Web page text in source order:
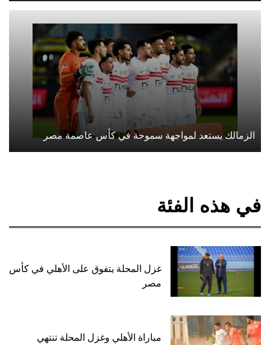
الزمالك يستعد لمواجهة سموحة في كأس عاصمة مصر
في هذه الفئة
غزل المحلة يتفوق على الأهلي في كأس
مصر
مباراة الأهلي وغزل المحلة تنتهي